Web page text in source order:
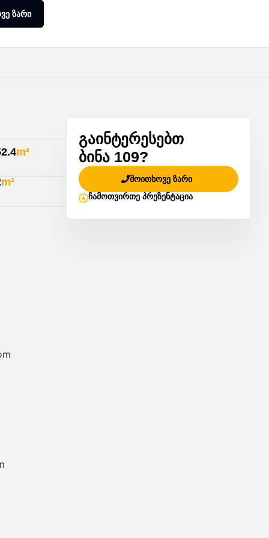
ზარი
m²
m²
გაინტერესებთ
ბინა 109?
მოითხოვე ზარი
ჩამოთვირთე პრეზენტაცია